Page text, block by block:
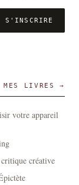
S'INSCRIRE
MES LIVRES →
votre appareil
créative